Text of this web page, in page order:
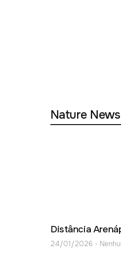
Nature News
Distância
24/01/2026